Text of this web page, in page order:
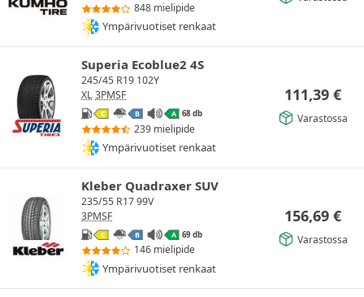
848 mielipide
Ympärivuotiset renkaat
Superia Ecoblue2 4S
245/45 R19 102Y
XL 3PMSF
C B A 68 db
239 mielipide
Ympärivuotiset renkaat
111,39 €
Varastossa
Kleber Quadraxer SUV
235/55 R17 99V
3PMSF
C B A 69 db
146 mielipide
Ympärivuotiset renkaat
156,69 €
Varastossa